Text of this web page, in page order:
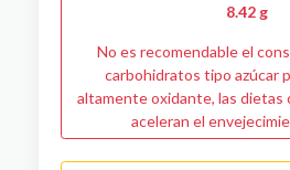
8.42 g
No es recomendable el
carbohidratos tipo azúcar
altamente oxidante, las dietas
aceleran el